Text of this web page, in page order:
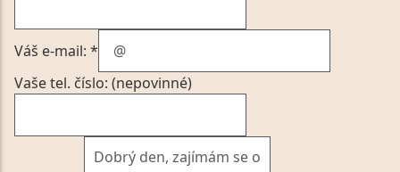
Váš e-mail: *
Vaše tel. číslo: (nepovinné)